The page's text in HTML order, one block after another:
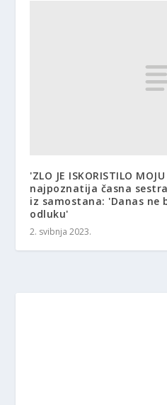
'ZLO JE ISKORISTILO
najpoznatija časna
iz samostana: 'Danas ne
odluku'
2. svibnja 2023.